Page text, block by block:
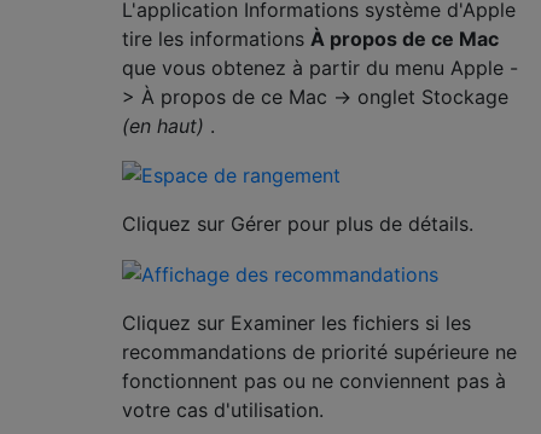
L'application Informations système d'Apple
tire les informations À propos de ce Mac
que vous obtenez à partir du menu Apple -
> À propos de ce Mac -> onglet Stockage
(en haut) .
Cliquez sur Gérer pour plus de détails.
Cliquez sur Examiner les fichiers si les
recommandations de priorité supérieure ne
fonctionnent pas ou ne conviennent pas à
votre cas d'utilisation.